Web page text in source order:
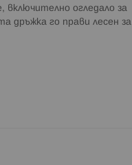
включително огледало за
дръжка го прави лесен за